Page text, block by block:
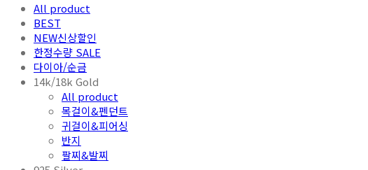
All product
BEST
NEW신상할인
한정수량 SALE
다이아/순금
14k/18k Gold
All product
목걸이&펜던트
귀걸이&피어싱
반지
팔찌&발찌